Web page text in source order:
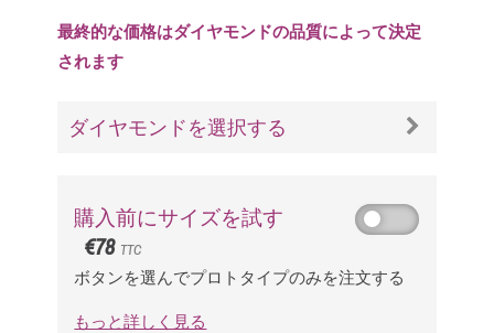
ド
ド
最終的な価格はダイヤモンドの品質によって決定
されます
ダイヤモンドを選択する
購入前にサイズを試す
€78 TTC
ボタンを選んでプロトタイプのみを注文する
もっと詳しく見る